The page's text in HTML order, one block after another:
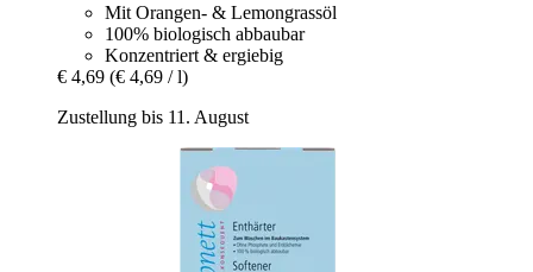
Mit Orangen- & Lemongrassöl
100% biologisch abbaubar
Konzentriert & ergiebig
€ 4,69 (€ 4,69 / l)
Zustellung bis 11. August